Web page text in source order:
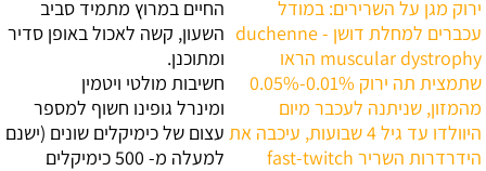
ירוק מגן על השרירים: במודל
עכברים למחלת דושן - duchenne
muscular dystrophy הראו
שתמצית תה ירוק 0.01%-0.05%
מהמזון, שניתנה לעכבר מיום
היוולדו עד גיל 4 שבועות, עיכבה את
הידרדרות השריר fast-twitch
החיים במרוץ מתמיד סביב
השעון, קשה לאכול באופן סדיר
ומתוכנן.
חשיבות מולטי ויטמין
ומינרל גופינו חשוף למספר
עצום של כימיקלים שונים (ישנם
למעלה מ- 500 כימיקלים